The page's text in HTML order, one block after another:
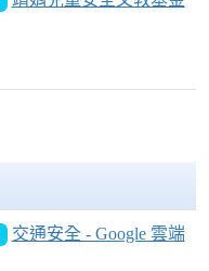
交通安全 - Google 雲端